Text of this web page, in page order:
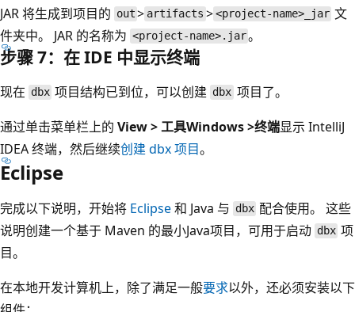
JAR 将生成到项目的 out > artifacts ><project-name>_jar 文
件夹中。 JAR 的名称为 <project-name>.jar。
步骤 7：在 IDE 中显示终端
现在 dbx 项目结构已到位，可以创建 dbx项目了。
通过单击菜单栏上的 View > 工具Windows >终端显示 IntelliJ
IDEA 终端，然后继续创建 dbx 项目。
Eclipse
完成以下说明，开始将 Eclipse和 Java 与 dbx 配合使用。 这些
说明创建一个基于 Maven 的最小Java项目，可用于启动 dbx 项
目。
在本地开发计算机上，除了满足一般要求以外，还必须安装以下